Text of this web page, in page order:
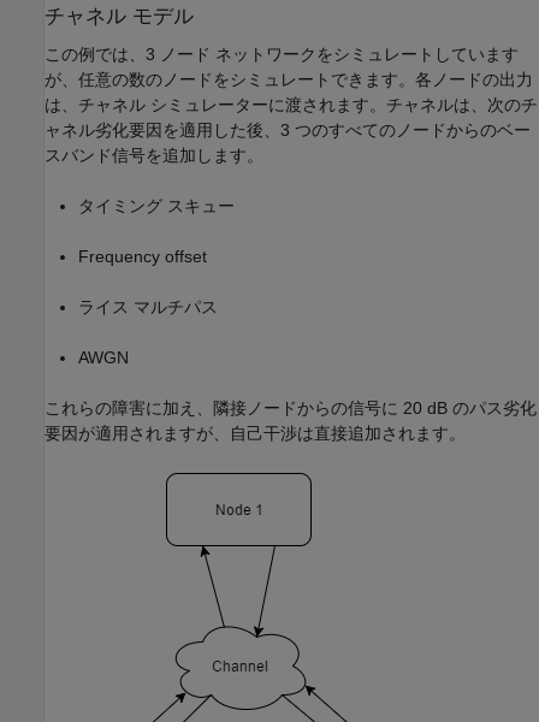
チャネル モデル
この例では、3 ノード ネットワークをシミュレートしています
が、任意の数のノードをシミュレートできます。各ノードの出力
は、チャネル シミュレーターに渡されます。チャネルは、次のチ
ャネル劣化要因を適用した後、3 つのすべてのノードからのベー
スバンド信号を追加します。
タイミング スキュー
Frequency offset
ライス マルチパス
AWGN
これらの障害に加え、隣接ノードからの信号に 20 dB のパス劣化
要因が適用されますが、自己干渉は直接追加されます。